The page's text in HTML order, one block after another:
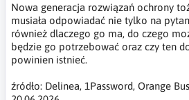
Nowa generacja rozwiązań ochrony
musiała odpowiadać nie tylko na
również dlaczego go ma, do czego
będzie go potrzebować oraz czy ten
powinien istnieć.
źródło: Delinea, 1Password, Orange